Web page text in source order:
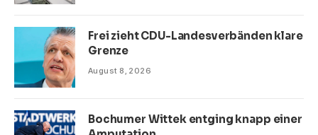
Frei zieht CDU-Landesverbänden klare
Grenze
August 8, 2026
Bochumer Wittek entging knapp einer